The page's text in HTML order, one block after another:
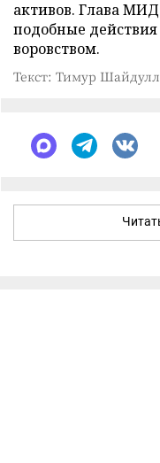
активов. Глава
подобные действия
воровством.
Текст: Тимур